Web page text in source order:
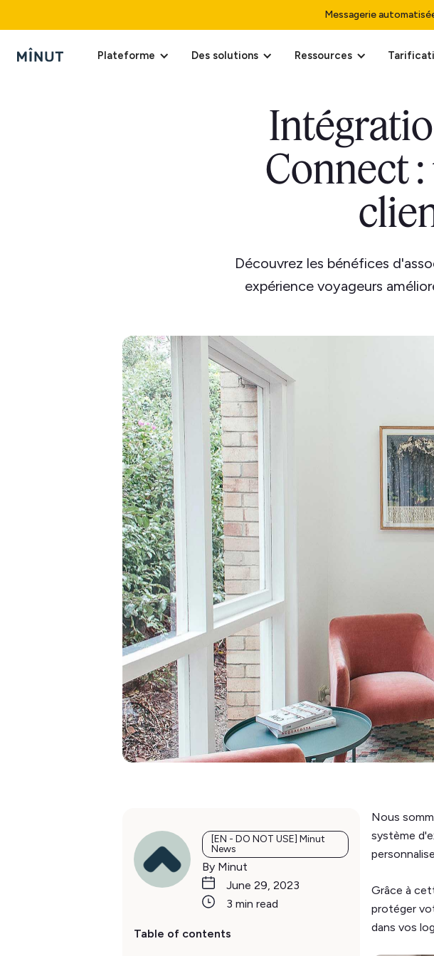
Messagerie
Plateforme Des solutions Ressources
Connect
Découvrez les bénéfices
expérience voyageurs
[EN - DO NOT USE] Minut
News
By Minut
June 29, 2023
3 min read
Table of contents
Nous
système
Grâce à
protéger
dans vos